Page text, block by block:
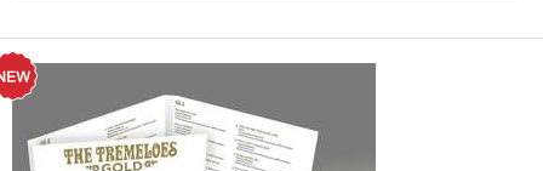
После смерти Пита Бернса запись альбома,
первоначально запланированная и начатая в 1990 году,
не могла быть продолжена не могла быть продолжена.
Сотрудник Стив Кой нашел эти записи в архиве и
выпустил их для этой компиляции.